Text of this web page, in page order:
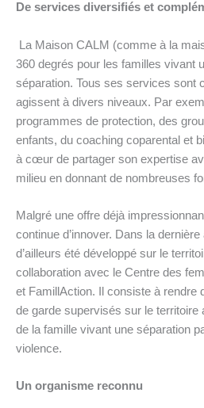
De services diversifiés et
La Maison CALM (comme à la
360 degrés pour les familles vivant
séparation. Tous ses services sont
agissent à divers niveaux. Par
programmes de protection, des
enfants, du coaching coparental et
à cœur de partager son expertise
milieu en donnant de nombreuses
Malgré une offre déjà
continue d’innover. Dans la
d’ailleurs été développé sur le
collaboration avec le Centre des
et FamillAction. Il consiste à rendre
de garde supervisés sur le territoire
de la famille vivant une séparation
violence.
Un organisme reconnu